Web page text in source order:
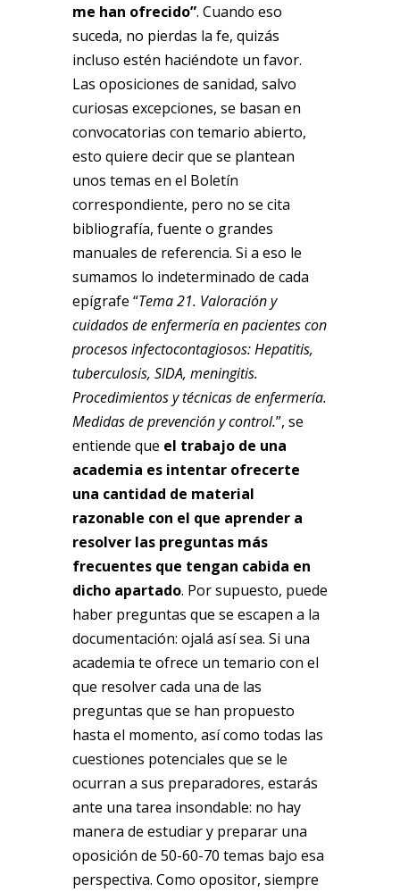
me han ofrecido”. Cuando eso
suceda, no pierdas la fe, quizás
incluso estén haciéndote un favor.
Las oposiciones de sanidad, salvo
curiosas excepciones, se basan en
convocatorias con temario abierto,
esto quiere decir que se plantean
unos temas en el Boletín
correspondiente, pero no se cita
bibliografía, fuente o grandes
manuales de referencia. Si a eso le
sumamos lo indeterminado de cada
epígrafe “Tema 21. Valoración y
cuidados de enfermería en pacientes con
procesos infectocontagiosos: Hepatitis,
tuberculosis, SIDA, meningitis.
Procedimientos y técnicas de enfermería.
Medidas de prevención y control.”, se
entiende que el trabajo de una
academia es intentar ofrecerte
una cantidad de material
razonable con el que aprender a
resolver las preguntas más
frecuentes que tengan cabida en
dicho apartado. Por supuesto, puede
haber preguntas que se escapen a la
documentación: ojalá así sea. Si una
academia te ofrece un temario con el
que resolver cada una de las
preguntas que se han propuesto
hasta el momento, así como todas las
cuestiones potenciales que se le
ocurran a sus preparadores, estarás
ante una tarea insondable: no hay
manera de estudiar y preparar una
oposición de 50-60-70 temas bajo esa
perspectiva. Como opositor, siempre